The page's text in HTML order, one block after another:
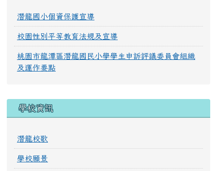
潛龍國小個資保護宣導
校園性別平等教育法規及宣導
桃園市龍潭區潛龍國民小學學生申訴評議委員會組織
及運作要點
學校資訊
潛龍校歌
學校願景